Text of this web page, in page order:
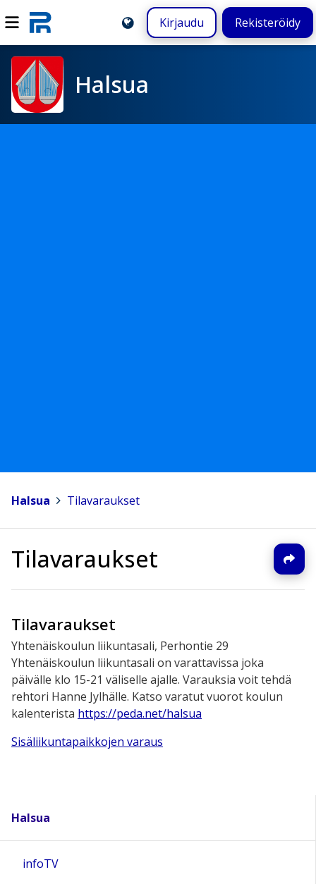
Kirjaudu Rekisteröidy
Halsua
Halsua Tilavaraukset
Tilavaraukset
Tilavaraukset
Yhtenäiskoulun liikuntasali, Perhontie 29
Yhtenäiskoulun liikuntasali on varattavissa joka
päivälle klo 15-21 väliselle ajalle. Varauksia voit tehdä
rehtori Hanne Jylhälle. Katso varatut vuorot koulun
kalenterista https://peda.net/halsua
Sisäliikuntapaikkojen varaus
Halsua
infoTV